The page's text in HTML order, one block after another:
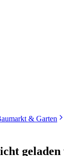
& Garten
geladen